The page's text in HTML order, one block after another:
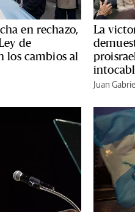
en rechazo,
de
los cambios al
La
Juan